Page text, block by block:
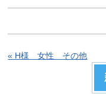
« H様 女性 その他